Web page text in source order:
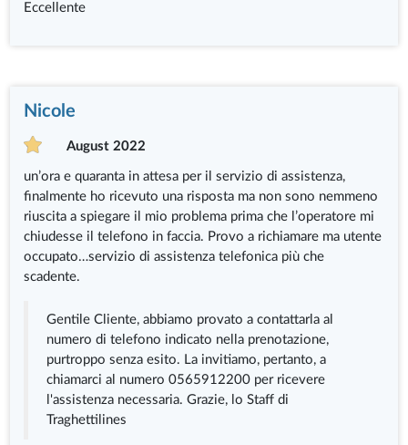
Eccellente
Nicole
August 2022
un’ora e quaranta in attesa per il servizio di assistenza,
finalmente ho ricevuto una risposta ma non sono nemmeno
riuscita a spiegare il mio problema prima che l’operatore mi
chiudesse il telefono in faccia. Provo a richiamare ma utente
occupato…servizio di assistenza telefonica più che
scadente.
Gentile Cliente, abbiamo provato a contattarla al
numero di telefono indicato nella prenotazione,
purtroppo senza esito. La invitiamo, pertanto, a
chiamarci al numero 0565912200 per ricevere
l'assistenza necessaria. Grazie, lo Staff di
Traghettilines